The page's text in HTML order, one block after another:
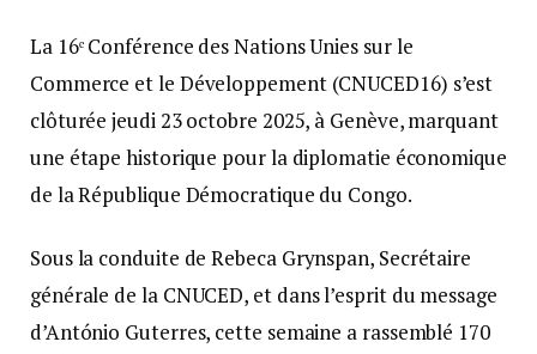
La 16ᵉ Conférence des Nations Unies sur le
Commerce et le Développement (CNUCED16) s’est
clôturée jeudi 23 octobre 2025, à Genève, marquant
une étape historique pour la diplomatie économique
de la République Démocratique du Congo.
Sous la conduite de Rebeca Grynspan, Secrétaire
générale de la CNUCED, et dans l’esprit du message
d’António Guterres, cette semaine a rassemblé 170